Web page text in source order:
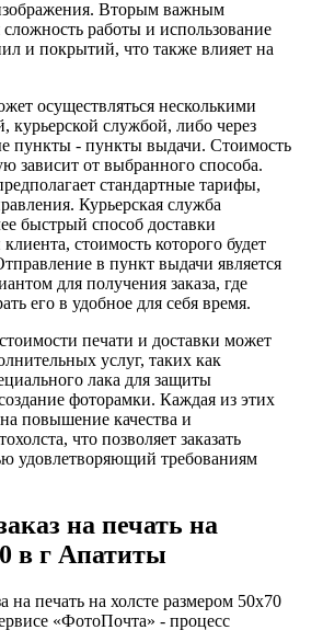
Вторым важным
сложность работы и использование
и покрытий, что также влияет на
осуществляться несколькими
курьерской службой, либо через
пункты - пункты выдачи. Стоимость
зависит от выбранного способа.
стандартные тарифы,
Курьерская служба
быстрый способ доставки
стоимость которого будет
в пункт выдачи является
для получения заказа, где
его в удобное для себя время.
печати и доставки может
услуг, таких как
лака для защиты
фоторамки. Каждая из этих
повышение качества и
что позволяет заказать
удовлетворяющий требованиям
на печать на
в г Апатиты
на печать на холсте размером 50х70
«ФотоПочта» - процесс